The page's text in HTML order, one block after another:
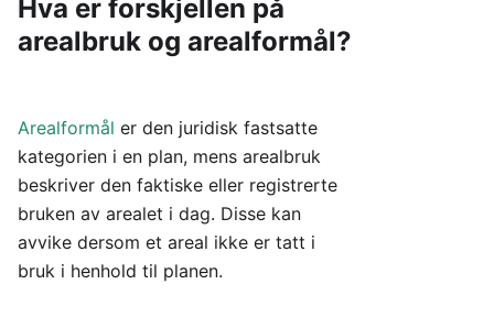
Hva er forskjellen på
arealbruk og arealformål?
Arealformål er den juridisk fastsatte
kategorien i en plan, mens arealbruk
beskriver den faktiske eller registrerte
bruken av arealet i dag. Disse kan
avvike dersom et areal ikke er tatt i
bruk i henhold til planen.